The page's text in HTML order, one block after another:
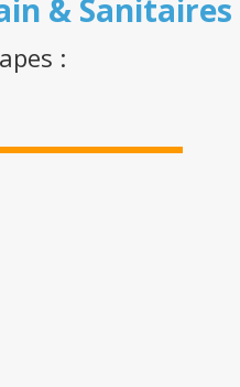
& Sanitaires
: